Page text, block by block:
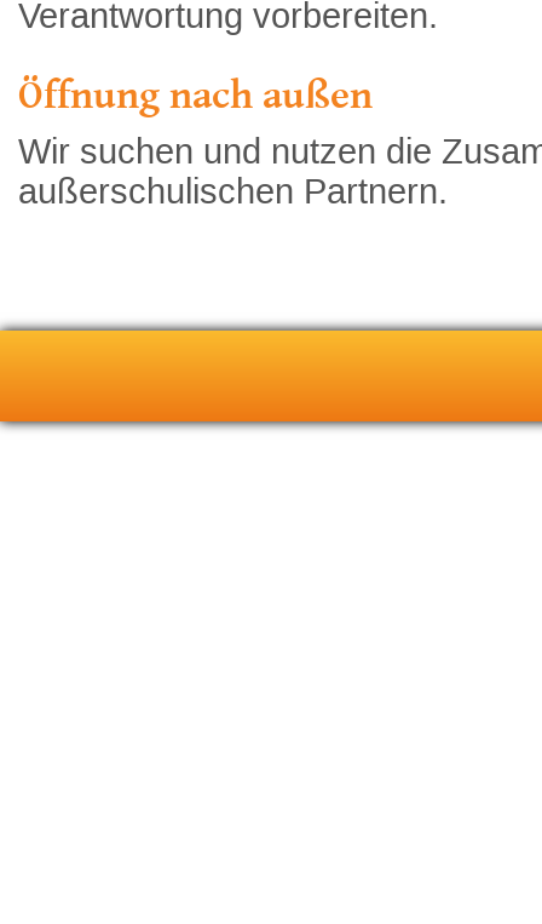
Verantwortung vorbereiten.
Öffnung nach außen
Wir suchen und nutzen die
außerschulischen Partnern.